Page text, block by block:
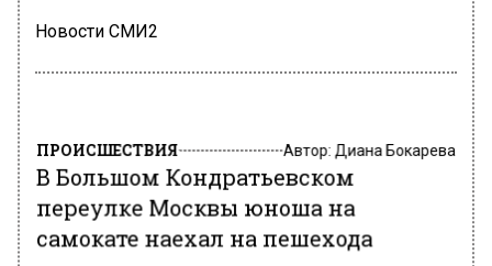
Новости СМИ2
ПРОИСШЕСТВИЯ Автор: Диана Бокарева
В Большом Кондратьевском
переулке Москвы юноша на
самокате наехал на пешехода